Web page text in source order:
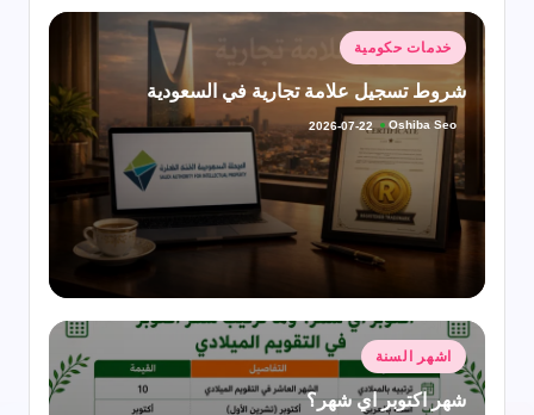
نُشرخدمات حكومية
شروط تسجيل علامة تجارية في السعودية
تمّ
بواسطة
Oshiba Seo
2026-07-22
نُشر
في
اشهر السنة
شهر اكتوبر اي شهر؟